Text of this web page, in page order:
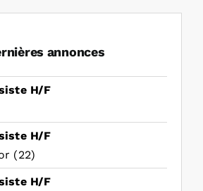
annonces
H/F
H/F
(22)
H/F